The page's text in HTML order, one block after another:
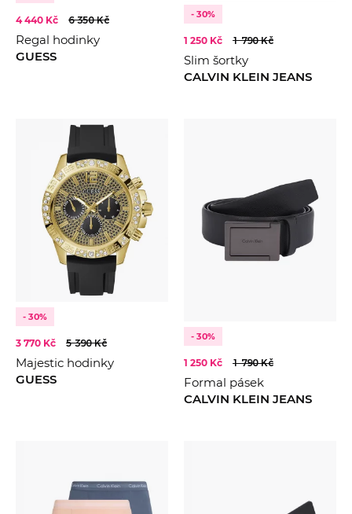
4 440 Kč 6 350 Kč
Regal hodinky
GUESS
- 30%
1 250 Kč 1 790 Kč
Slim šortky
CALVIN KLEIN JEANS
- 30%
3 770 Kč 5 390 Kč
Majestic hodinky
GUESS
- 30%
1 250 Kč 1 790 Kč
Formal pásek
CALVIN KLEIN JEANS